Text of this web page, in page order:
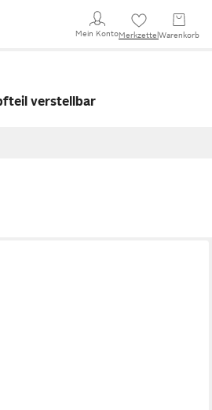
Mein KontoMerkzettel Warenkorb
verstellbar